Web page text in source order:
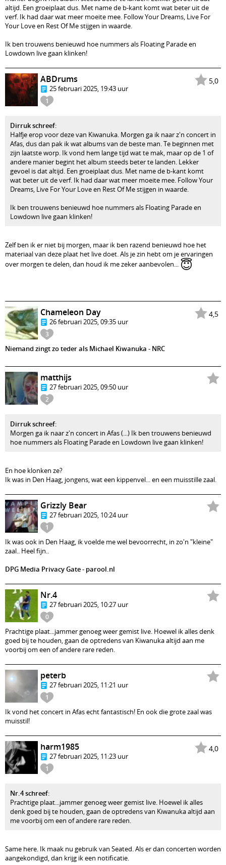
altijd. Een groeiplaat dus. Met name de b-kant komt wat beter uit de
verf. Ik had daar wat meer moeite mee. Follow Your Dreams, Live For
Your Love en Rest Of Me stijgen in waarde.
Ik ben trouwens benieuwd hoe nummers als Floating Parade en
Lowdown live gaan klinken!
5,0
1
ABDrums
25 februari 2025, 19:43 uur
Dirruk schreef:
Halfje erop voor deze van Kiwanuka. Morgen ga ik naar z'n concert in
Afas, dus dan pak ik wat albums van de beste man. Te beginnen met
zijn laatste worp. Ik vond hem lange tijd wat te mak, maar op de 1 of
andere manier begint het album steeds beter te landen. Lekker
gevoel is dat altijd. Een groeiplaat dus. Met name de b-kant komt
wat beter uit de verf. Ik had daar wat meer moeite mee. Follow Your
Dreams, Live For Your Love en Rest Of Me stijgen in waarde.
Ik ben trouwens benieuwd hoe nummers als Floating Parade en
Lowdown live gaan klinken!
Zelf ben ik er niet bij morgen, maar ik ben razend benieuwd hoe het
materiaal van deze plaat het live doet. Als je zin hebt om je ervaringen
over morgen te delen, dan houd ik me zeker aanbevolen... 😇
4,5
3
Chameleon Day
26 februari 2025, 09:35 uur
Niemand zingt zo teder als Michael Kiwanuka - NRC
2
matthijs
27 februari 2025, 09:50 uur
Dirruk schreef:
Morgen ga ik naar z'n concert in Afas (...) Ik ben trouwens benieuwd
hoe nummers als Floating Parade en Lowdown live gaan klinken!
En hoe klonken ze?
Ik was in Den Haag, jongens, wat een kippenvel... en een muisstille zaal.
1
Grizzly Bear
27 februari 2025, 10:24 uur
Ik was ook in Den Haag, ik voelde me wel bevoorrecht, in zo'n "kleine"
zaal.. Heel fijn..
DPG Media Privacy Gate - parool.nl
0
Nr.4
27 februari 2025, 10:27 uur
Prachtige plaat...jammer genoeg weer gemist live. Hoewel ik alles denk
goed bij te houden, gaan de optredens van Kiwanuka altijd aan me
voorbij om een of andere rare reden.
1
peterb
27 februari 2025, 11:21 uur
Ik vond het concert in Afas echt fantastisch! En ook die grote zaal was
muisstil!
4,0
1
harm1985
27 februari 2025, 11:23 uur
Nr.4 schreef:
Prachtige plaat...jammer genoeg weer gemist live. Hoewel ik alles
denk goed bij te houden, gaan de optredens van Kiwanuka altijd aan
me voorbij om een of andere rare reden.
Same here. Ik maak nu gebruik van Seated. Als er dan concerten worden
aangekondigd, dan krijg ik een notificatie.